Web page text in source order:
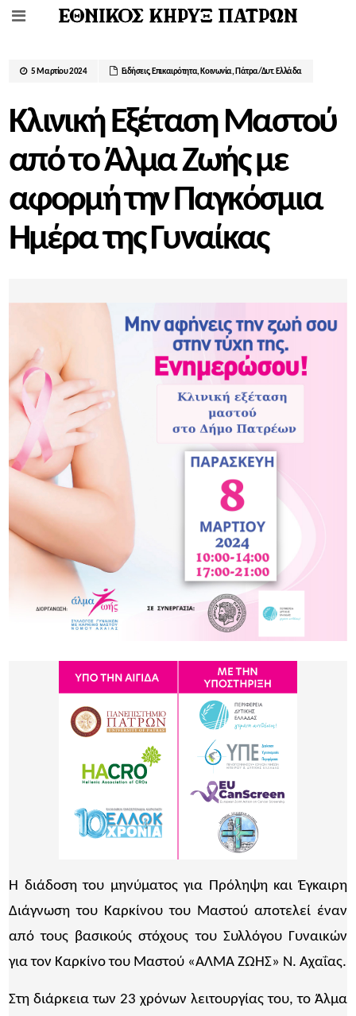
5 Μαρτίου 2024 Ειδήσεις, Επικαιρότητα, Κοινωνία, Πάτρα/Δυτ. Ελλάδα
Κλινική Εξέταση Μαστού
από το Άλμα Ζωής με
αφορμή την Παγκόσμια
Ημέρα της Γυναίκας
Η διάδοση του μηνύματος για Πρόληψη και Έγκαιρη
Διάγνωση του Καρκίνου του Μαστού αποτελεί έναν
από τους βασικούς στόχους του Συλλόγου Γυναικών
για τον Καρκίνο του Μαστού «ΑΛΜΑ ΖΩΗΣ» Ν. Αχαΐας.
Στη διάρκεια των 23 χρόνων λειτουργίας του, το Άλμα